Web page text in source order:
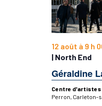
Géraldine
12 août à 9 h
| North End
Centre d'artistes
Perron, Carleton-